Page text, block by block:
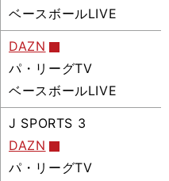
ベースボールLIVE
DAZN
パ・リーグTV
ベースボールLIVE
J SPORTS 3
DAZN
パ・リーグTV